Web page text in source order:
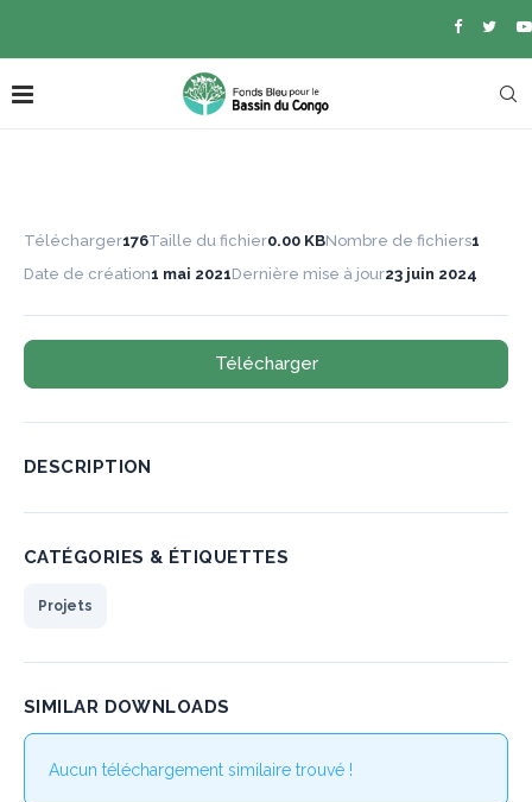
Télécharger176Taille du fichier0.00 KBNombre de fichiers1
Date de création1 mai 2021Dernière mise à jour23 juin 2024
Télécharger
DESCRIPTION
CATÉGORIES & ÉTIQUETTES
Projets
SIMILAR DOWNLOADS
Aucun téléchargement similaire trouvé !